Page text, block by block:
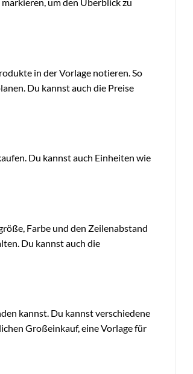
in der Vorlage notieren. So
Du kannst auch die Preise
Du kannst auch Einheiten wie
Farbe und den Zeilenabstand
Du kannst auch die
kannst. Du kannst verschiedene
Großeinkauf, eine Vorlage für